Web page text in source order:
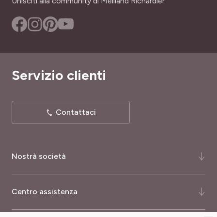
77351
TIPO DI TERRENO
Calcareo, Leggero, Secco, Tutti
Nostrà società
Centro assistenza
Servizio clienti
Contattaci